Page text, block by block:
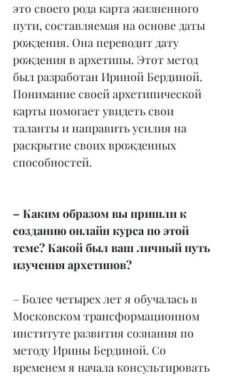
это своего рода карта жизненного
пути, составляемая на основе даты
рождения. Она переводит дату
рождения в архетипы. Этот метод
был разработан Ириной Бердиной.
Понимание своей архетипической
карты помогает увидеть свои
таланты и направить усилия на
раскрытие своих врожденных
способностей.
– Каким образом вы пришли к
созданию онлайн курса по этой
теме? Какой был ваш личный путь
изучения архетипов?
– Более четырех лет я обучалась в
Московском трансформационном
институте развития сознания по
методу Ирины Бердиной. Со
временем я начала консультировать